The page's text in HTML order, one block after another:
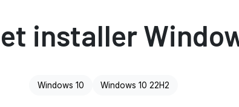
installer
Windows 10 Windows 10 22H2